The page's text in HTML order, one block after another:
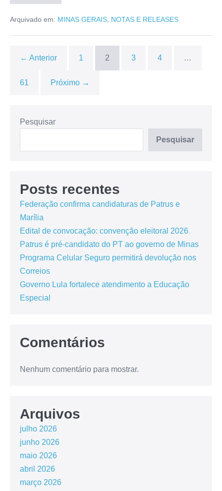
Arquivado em: MINAS GERAIS NOTAS E RELEASES
← Anterior 1 2 3 4 …
61 Próximo →
Pesquisar
Pesquisar
Posts recentes
Federação confirma candidaturas de Patrus e
Marília
Edital de convocação: convenção eleitoral 2026
Patrus é pré-candidato do PT ao governo de Minas
Programa Celular Seguro permitirá devolução nos
Correios
Governo Lula fortalece atendimento a Educação
Especial
Comentários
Nenhum comentário para mostrar.
Arquivos
julho 2026
junho 2026
maio 2026
abril 2026
março 2026